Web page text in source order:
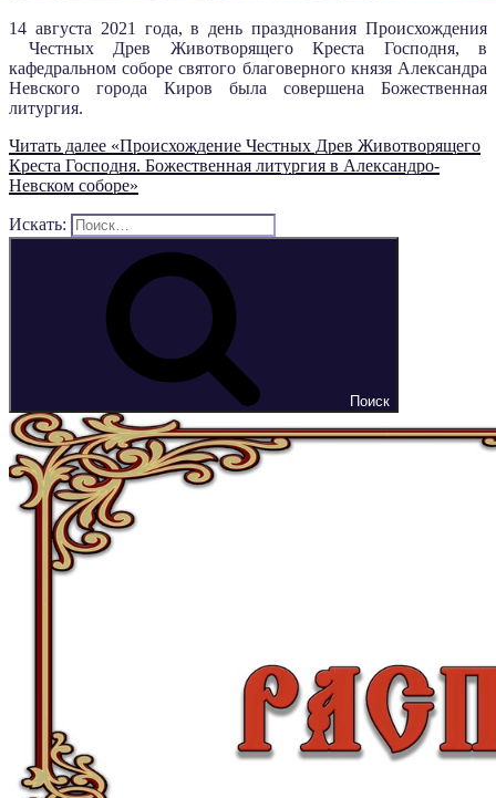
14 августа 2021 года, в день празднования Происхождения
Честных Древ Животворящего Креста Господня, в
кафедральном соборе святого благоверного князя Александра
Невского города Киров была совершена Божественная
литургия.
Читать далее «Происхождение Честных Древ Животворящего
Креста Господня. Божественная литургия в Александро-
Невском соборе»
Искать:
Поиск